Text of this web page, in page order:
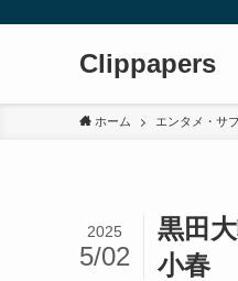
Clippapers
ホーム エンタメ・サ
黒田
小春
2025
5/02